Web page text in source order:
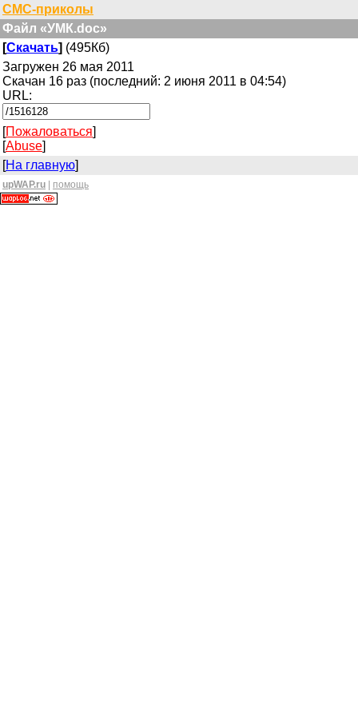
СМС-приколы
Файл «УМК.doc»
[Скачать] (495Кб)
Загружен 26 мая 2011
Скачан 16 раз (последний: 2 июня 2011 в 04:54)
URL:
[Пожаловаться]
[Abuse]
[На главную]
upWAP.ru помощь